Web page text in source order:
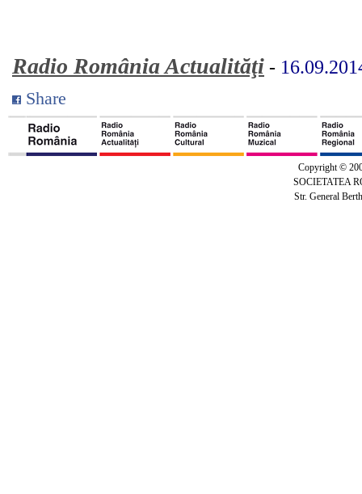
Radio România Actualităţi -
Share
Copyright ©
SOCIETATEA
Str. General